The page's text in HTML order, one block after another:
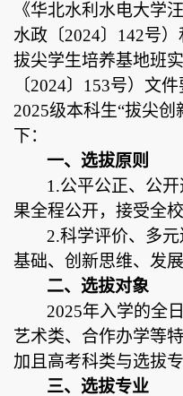
《华北水利水电大学
水政〔2024〕142号）
拔尖学生培养基地班实
〔2024〕153号） 文件
2025级本科生“拔尖创
下：
一、选拔原则
1.公平公正、公
果全程公开，接受全校
2.科学评价、多
基础、创新思维、发
二、选拔对象
2025年入学的全
艺术类、合作办学等
加且高考科类与选拔
三、选拔专业